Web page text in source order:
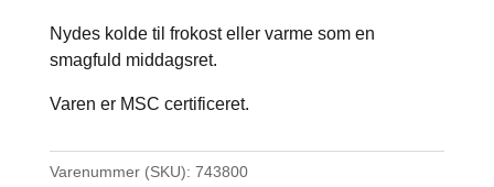
Nydes kolde til frokost eller varme som en
smagfuld middagsret.
Varen er MSC certificeret.
Varenummer (SKU): 743800